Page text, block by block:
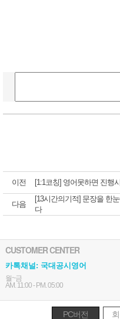
이전 [1:1코칭] 영어못하면 진행
다음
[13시간의기적] 문장을 한
다
CUSTOMER CENTER
카톡채널: 국대공시영어
월~금
AM. 11:00 - PM. 05:00
PC버전